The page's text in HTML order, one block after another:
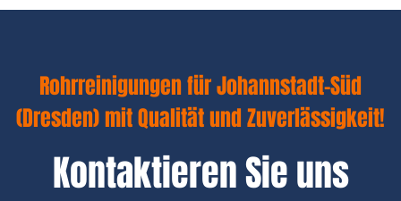
Rohrreinigungen für Johannstadt-Süd
(Dresden) mit Qualität und Zuverlässigkeit!
Kontaktieren Sie uns